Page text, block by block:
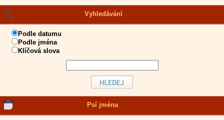
Vyhledávání
Podle datumu
Podle jména
Klíčová slova
Psí jména